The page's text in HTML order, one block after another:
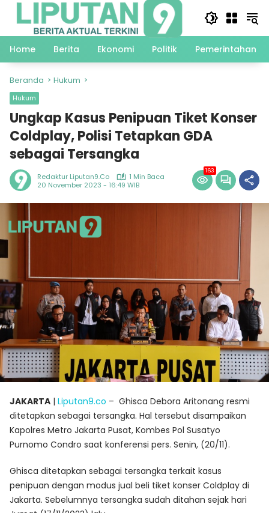
Langsung
Home
Berita Ekonomi Politik Pemerintahan
Beranda Hukum
Hukum
Ungkap Kasus Penipuan Tiket Konser
Coldplay, Polisi Tetapkan GDA
sebagai Tersangka
Redaktur Liputan9.co
1 Min Baca
20 November 2023 - 16:49 WIB
163
JAKARTA | Liputan9.co – Ghisca Debora Aritonang resmi
ditetapkan sebagai tersangka. Hal tersebut disampaikan
Kapolres Metro Jakarta Pusat, Kombes Pol Susatyo
Purnomo Condro saat konferensi pers. Senin, (20/11).
Ghisca ditetapkan sebagai tersangka terkait kasus
penipuan dengan modus jual beli tiket konser Coldplay di
Jakarta. Sebelumnya tersangka sudah ditahan sejak hari